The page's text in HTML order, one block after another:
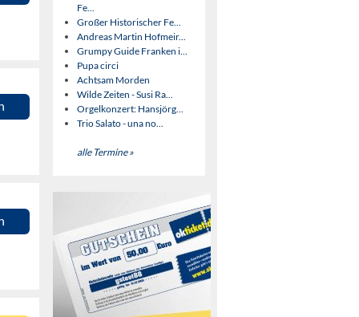
Fe...
Großer Historischer Fe...
Andreas Martin Hofmeir...
Grumpy Guide Franken i...
Pupa circi
Achtsam Morden
Wilde Zeiten - Susi Ra...
Orgelkonzert: Hansjörg...
Trio Salato - una no...
alle Termine »